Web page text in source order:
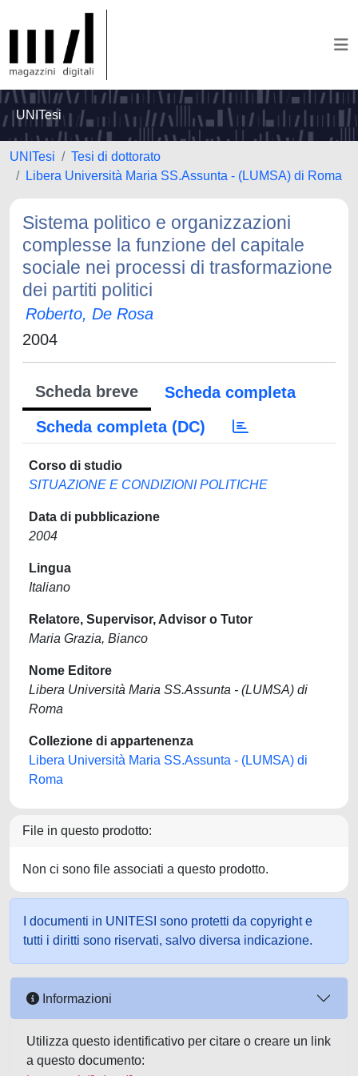
UNITesi
UNITesi
Tesi di dottorato
Libera Università Maria SS.Assunta - (LUMSA) di Roma
Sistema politico e organizzazioni
complesse la funzione del capitale
sociale nei processi di trasformazione
dei partiti politici
Roberto, De Rosa
2004
Scheda breve
Scheda completa
Scheda completa (DC)
Corso di studio
SITUAZIONE E CONDIZIONI POLITICHE
Data di pubblicazione
2004
Lingua
Italiano
Relatore, Supervisor, Advisor o Tutor
Maria Grazia, Bianco
Nome Editore
Libera Università Maria SS.Assunta - (LUMSA) di
Roma
Collezione di appartenenza
Libera Università Maria SS.Assunta - (LUMSA) di
Roma
File in questo prodotto:
Non ci sono file associati a questo prodotto.
I documenti in UNITESI sono protetti da copyright e
tutti i diritti sono riservati, salvo diversa indicazione.
Informazioni
Utilizza questo identificativo per citare o creare un link
a questo documento: